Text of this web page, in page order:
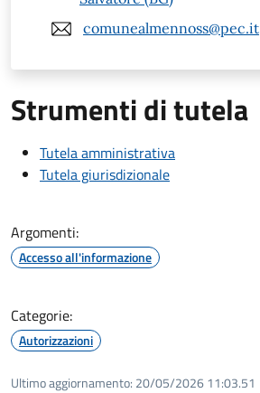
comunealmennoss@pec.it
Strumenti di tutela
Tutela amministrativa
Tutela giurisdizionale
Argomenti:
Accesso all'informazione
Categorie:
Autorizzazioni
Ultimo aggiornamento: 20/05/2026 11:03.51